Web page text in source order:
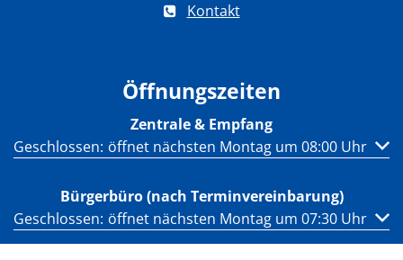
Kontakt
Öffnungszeiten
Zentrale & Empfang
Klicken, um weitere Öffnungs- oder Schließzeiten
Geschlossen: öffnet nächsten Montag um 08:00 Uhr
Bürgerbüro (nach Terminvereinbarung)
Klicken, um weitere Öffnungs- oder Schließzeiten
Geschlossen: öffnet nächsten Montag um 07:30 Uhr